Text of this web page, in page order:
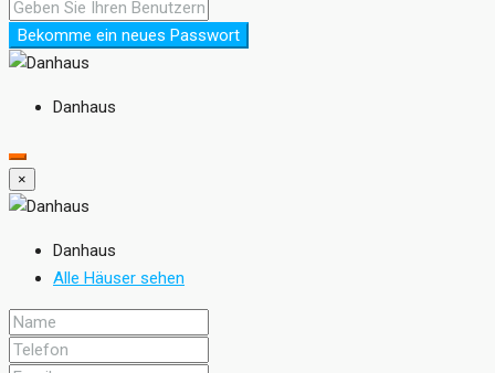
Bekomme ein neues Passwort
Danhaus
×
Danhaus
Alle Häuser sehen